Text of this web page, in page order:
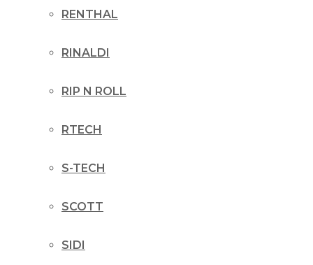
RENTHAL
RINALDI
RIP N ROLL
RTECH
S-TECH
SCOTT
SIDI